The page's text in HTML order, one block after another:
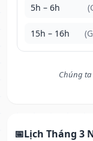
5h – 6h
15h – 16h
Chúng
Lịch Tháng 3